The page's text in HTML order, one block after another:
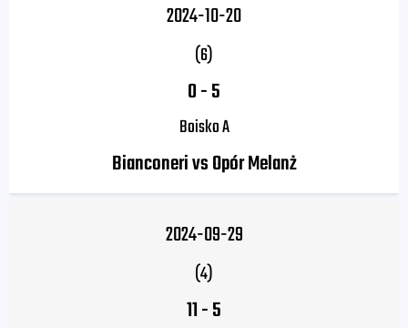
2024-10-20
(6)
0-5
Boisko A
Bianconeri vs Opór Melanż
2024-09-29
(4)
11-5